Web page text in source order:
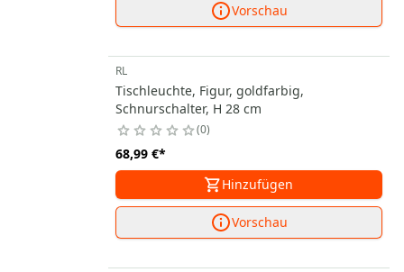
Vorschau
RL
Tischleuchte, Figur, goldfarbig,
Schnurschalter, H 28 cm
0
68,99 €*
Hinzufügen
Vorschau